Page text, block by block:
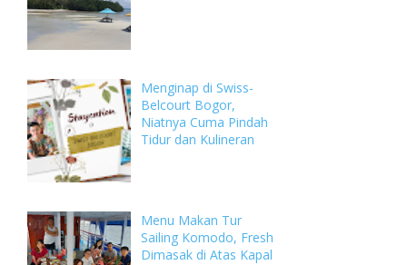
Menginap di Swiss-
Belcourt Bogor,
Niatnya Cuma Pindah
Tidur dan Kulineran
Menu Makan Tur
Sailing Komodo, Fresh
Dimasak di Atas Kapal